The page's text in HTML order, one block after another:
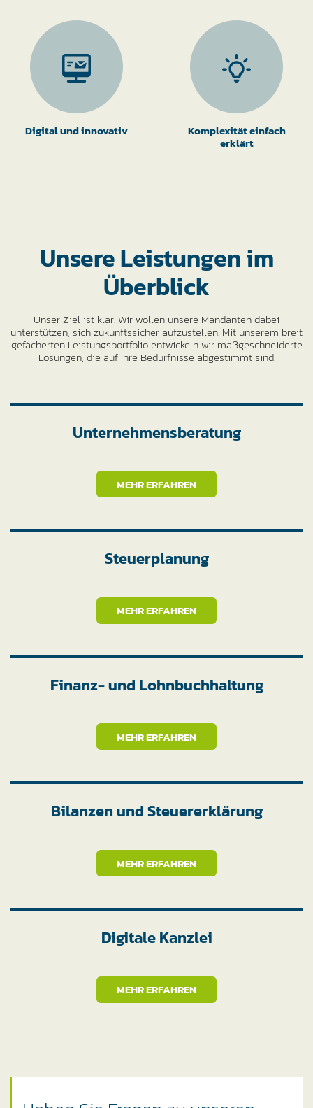
Digital und innovativ Komplexität einfach
erklärt
Unsere Leistungen im
Überblick
Unser Ziel ist klar: Wir wollen unsere Mandanten dabei
unterstützen, sich zukunftssicher aufzustellen. Mit unserem breit
gefächerten Leistungsportfolio entwickeln wir maßgeschneiderte
Lösungen, die auf Ihre Bedürfnisse abgestimmt sind.
Unternehmensberatung
MEHR ERFAHREN
Steuerplanung
MEHR ERFAHREN
Finanz- und Lohnbuchhaltung
MEHR ERFAHREN
Bilanzen und Steuererklärung
MEHR ERFAHREN
Digitale Kanzlei
MEHR ERFAHREN